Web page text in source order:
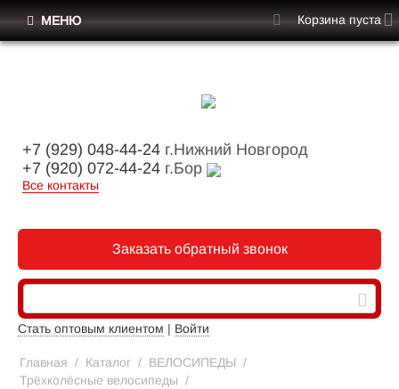
+7 (929) 048-44-24 г.Нижний Новгород
+7 (920) 072-44-24 г.Бор
Все контакты
Заказать обратный звонок
Стать оптовым клиентом | Войти
МЕНЮ Корзина пуста
Главная / Каталог / ВЕЛОСИПЕДЫ /
Трёхколёсные велосипеды /